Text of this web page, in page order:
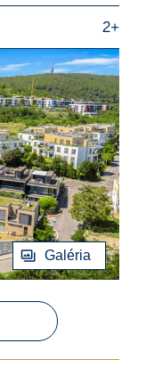
Galéria
2+